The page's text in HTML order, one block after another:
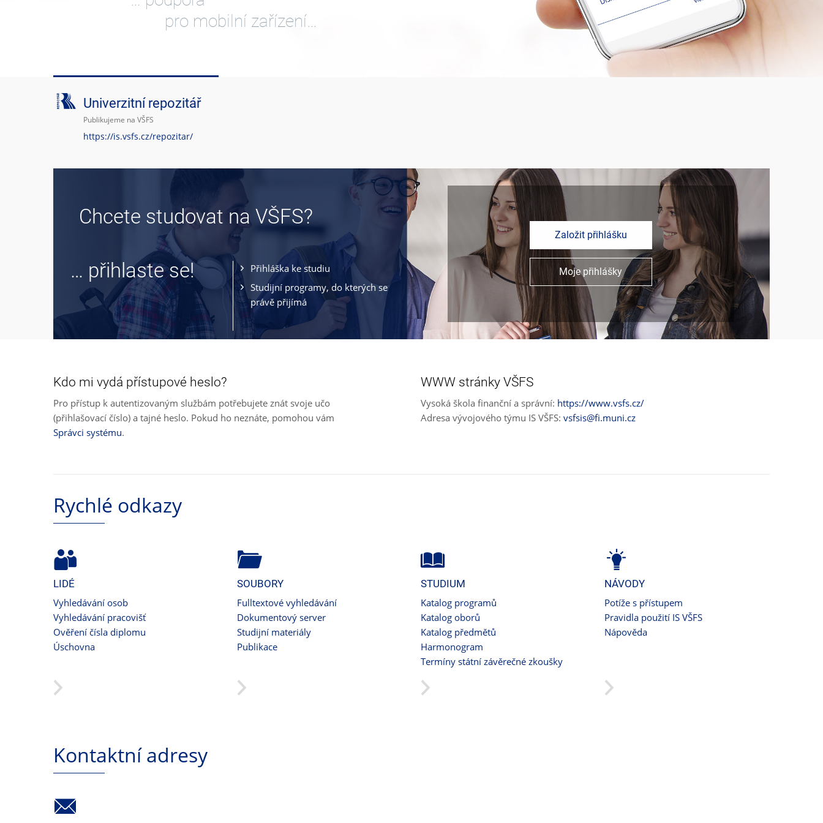
pro mobilní zařízení…
Univerzitní repozitář
Publikujeme na VŠFS
https://is.vsfs.cz/repozitar/
Chcete studovat na VŠFS?
… přihlaste se!
Přihláška ke studiu
Studijní programy, do kterých se
právě přijímá
Založit přihlášku
Moje přihlášky
Kdo mi vydá přístupové heslo?
Pro přístup k autentizovaným službám potřebujete znát svoje učo
(přihlašovací číslo) a tajné heslo. Pokud ho neznáte, pomohou vám
Správci systému.
WWW stránky VŠFS
Vysoká škola finanční a správní: https://www.vsfs.cz/
Adresa vývojového týmu IS VŠFS: vsfsis@fi.muni.cz
Rychlé odkazy
LIDÉ
Vyhledávání osob
Vyhledávání pracovišť
Ověření čísla diplomu
Úschovna
SOUBORY
Fulltextové vyhledávání
Dokumentový server
Studijní materiály
Publikace
STUDIUM
Katalog programů
Katalog oborů
Katalog předmětů
Harmonogram
Termíny státní závěrečné zkoušky
NÁVODY
Potíže s přístupem
Pravidla použití IS VŠFS
Nápověda
Kontaktní adresy